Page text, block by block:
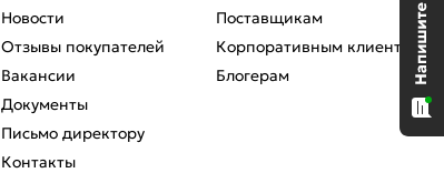
Новости
Отзывы покупателей
Вакансии
Документы
Письмо директору
Контакты
Поставщикам
Корпоративным клиентам
Блогерам